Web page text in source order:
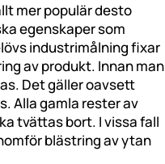
mer populär desto
egenskaper som
industrimålning fixar
av produkt. Innan man
Det gäller oavsett
Alla gamla rester av
tvättas bort. I vissa fall
blästring av ytan